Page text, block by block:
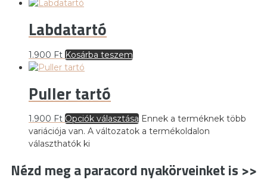
Labdatartó
1.900 Ft Kosárba teszem
Puller tartó
1.900 Ft Opciók választása Ennek a terméknek több
variációja van. A változatok a termékoldalon
választhatók ki
Nézd meg a paracord nyakörveinket is >>